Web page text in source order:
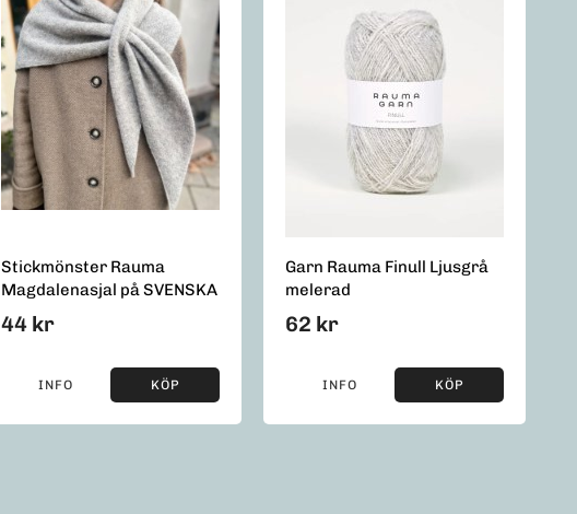
Stickmönster Rauma
Magdalenasjal på SVENSKA
44 kr
INFO KÖP
Garn Rauma Finull Ljusgrå
melerad
62 kr
INFO KÖP